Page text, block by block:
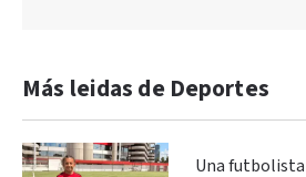
Más leidas de Deportes
Una